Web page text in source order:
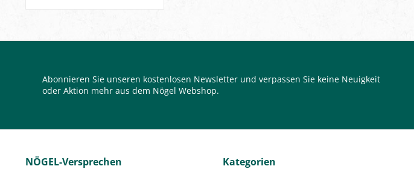
Abonnieren Sie unseren kostenlosen Newsletter und verpassen Sie keine Neuigkeit
oder Aktion mehr aus dem Nögel Webshop.
NÖGEL-Versprechen Kategorien